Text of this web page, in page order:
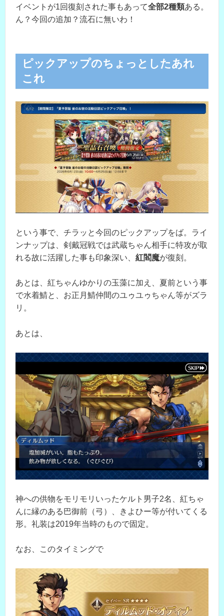
イベントが1回復刻された事もあって全部2種類ある。
ん？今回の追加？流石に無いわ！
ピックアップのちょっとしたあれ
これ
という事で、チラッと今回のピックアップをば。ライ
ンナップは、剣戴冠戦では武蔵ちゃん相手に特攻が取
れる故に活躍した事も印象深い、 紅閻魔が復刻。
あとは、紅ちゃんゆかりの玉藻に加え、夏前という事
で水着鯖と、お正月鯖仲間のユゥユゥちゃん等がズラ
リ。
あとは、
神への供物をモリモリいったケルト男子2名、紅ちゃ
んに縁のある巴御前（弓）、きよひー等が付いてくる
形。礼装は2019年当時のもので固定。
なお、このタイミングで